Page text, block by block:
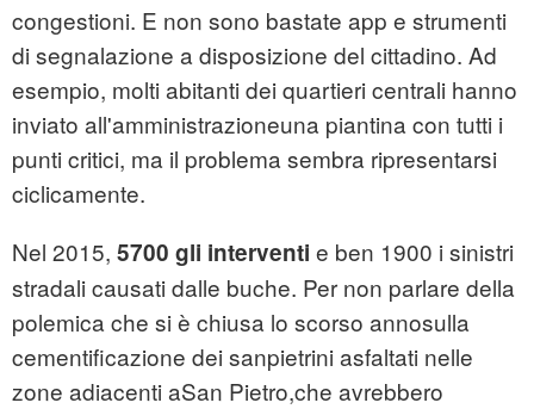
congestioni. E non sono bastate app e strumenti
di segnalazione a disposizione del cittadino. Ad
esempio, molti abitanti dei quartieri centrali hanno
inviato all'amministrazioneuna piantina con tutti i
punti critici, ma il problema sembra ripresentarsi
ciclicamente.
Nel 2015, 5700 gli interventi e ben 1900 i sinistri
stradali causati dalle buche. Per non parlare della
polemica che si è chiusa lo scorso annosulla
cementificazione dei sanpietrini asfaltati nelle
zone adiacenti aSan Pietro,che avrebbero